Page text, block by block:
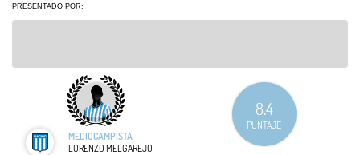
PRESENTADO POR:
MEDIOCAMPISTA
LORENZO MELGAREJO
8.4
PUNTAJE